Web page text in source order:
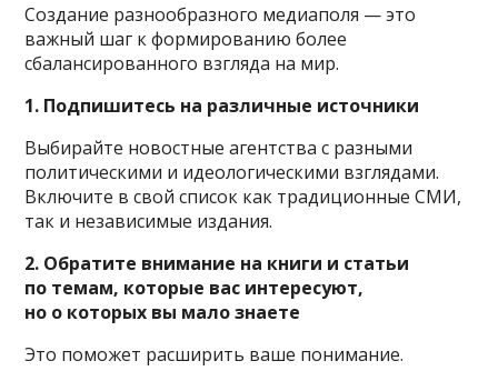
Создание разнообразного медиаполя — это
важный шаг к формированию более
сбалансированного взгляда на мир.
1. Подпишитесь на различные источники
Выбирайте новостные агентства с разными
политическими и идеологическими взглядами.
Включите в свой список как традиционные СМИ,
так и независимые издания.
2. Обратите внимание на книги и статьи
по темам, которые вас интересуют,
но о которых вы мало знаете
Это поможет расширить ваше понимание.